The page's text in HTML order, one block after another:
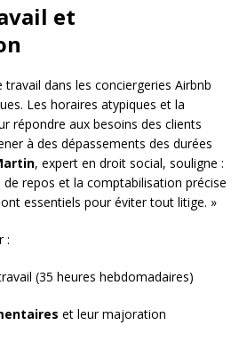
et
dans les conciergeries Airbnb
Les horaires atypiques et la
répondre aux besoins des clients
à des dépassements des durées
, expert en droit social, souligne :
repos et la comptabilisation précise
essentiels pour éviter tout litige. »
:
(35 heures hebdomadaires)
et leur majoration